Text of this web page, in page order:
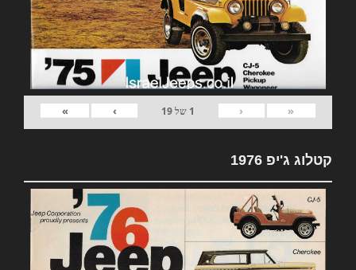
«
‹
1 של19
›
»
קטלוג ג'יפ 1976